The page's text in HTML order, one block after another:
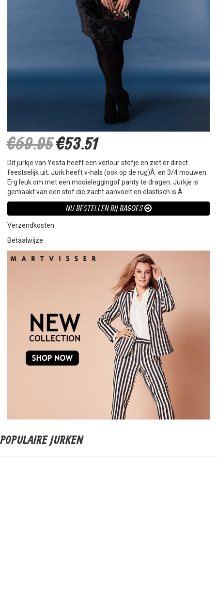
€69.95€53.51
Dit jurkje van Yesta heeft een verlour stofje en ziet er direct
feestselijk uit. Jurk heeft v-hals (ook op de rug)Â en 3/4 mouwen.
Erg leuk om met een mooieleggingof panty te dragen. Jurkje is
gemaakt van een stof die zacht aanvoelt en elastisch is.Â
NU BESTELLEN BIJ BAGOES
Verzendkosten
Betaalwijze
POPULAIRE JURKEN